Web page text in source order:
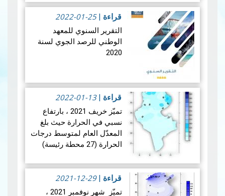
وكان فوق المعدل المرجعي
(1981- 2010) بقليل لنفس
المحطات…
قراءة المزيد
قراءة |
2022-01-25
التقرير السنوي للمعهد
الوطني للرصد الجوي لسنة
2020
بالرغم من الوضع الصحي
الاستثنائي الذي عرفته بلادنا
سنة 2020 بسبب جائحةCovid
19 وتأثيرها على سير العمل
وانعقاد التظاهرات والاج…
قراءة |
2022-01-13
تميّز خريف 2021 ، بارتفاع
نسبي في الحرارة حيث بلغ
المعدّل العام لمتوسط درجات
الحرارة (27 محطة رئيسة)
المرجعي (1981- 2010) وبلغ
الفارق (0.9 +) درجة…
المزيد
قراءة |
2021-12-29
تميّز شهر نوفمبر 2021 ،